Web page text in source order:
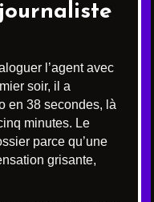
l’agent avec
soir, il a
en 38 secondes, là
minutes. Le
parce qu’une
grisante,